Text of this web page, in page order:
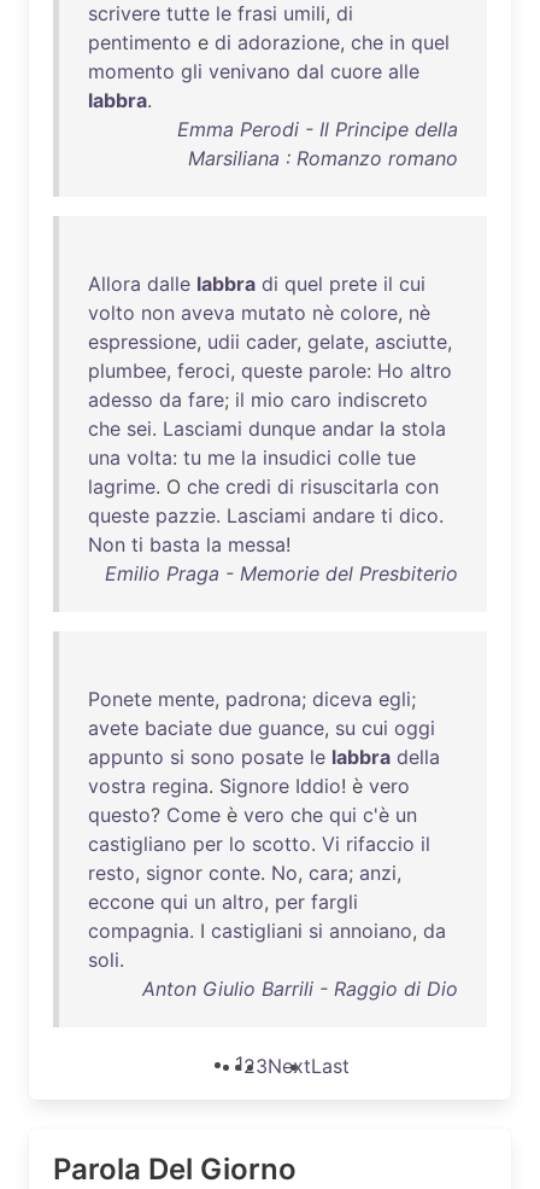
scrivere tutte le frasi umili, di
pentimento e di adorazione, che in quel
momento gli venivano dal cuore alle
labbra.
Emma Perodi - Il Principe della
Marsiliana : Romanzo romano
Allora dalle labbra di quel prete il cui
volto non aveva mutato nè colore, nè
espressione, udii cader, gelate, asciutte,
plumbee, feroci, queste parole: Ho altro
adesso da fare; il mio caro indiscreto
che sei. Lasciami dunque andar la stola
una volta: tu me la insudici colle tue
lagrime. O che credi di risuscitarla con
queste pazzie. Lasciami andare ti dico.
Non ti basta la messa!
Emilio Praga - Memorie del Presbiterio
Ponete mente, padrona; diceva egli;
avete baciate due guance, su cui oggi
appunto si sono posate le labbra della
vostra regina. Signore Iddio! è vero
questo? Come è vero che qui c'è un
castigliano per lo scotto. Vi rifaccio il
resto, signor conte. No, cara; anzi,
eccone qui un altro, per fargli
compagnia. I castigliani si annoiano, da
soli.
Anton Giulio Barrili - Raggio di Dio
123NextLast
Parola Del Giorno